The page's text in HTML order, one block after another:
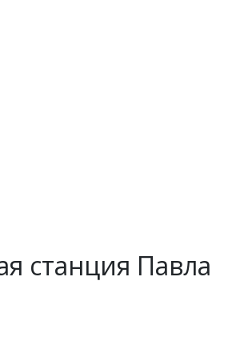
станция Павла